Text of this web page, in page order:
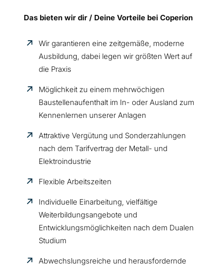
Das bieten wir dir / Deine Vorteile bei Coperion
Wir garantieren eine zeitgemäße, moderne
Ausbildung, dabei legen wir größten Wert auf
die Praxis
Möglichkeit zu einem mehrwöchigen
Baustellenaufenthalt im In- oder Ausland zum
Kennenlernen unserer Anlagen
Attraktive Vergütung und Sonderzahlungen
nach dem Tarifvertrag der Metall- und
Elektroindustrie
Flexible Arbeitszeiten
Individuelle Einarbeitung, vielfältige
Weiterbildungsangebote und
Entwicklungsmöglichkeiten nach dem Dualen
Studium
Abwechslungsreiche und herausfordernde